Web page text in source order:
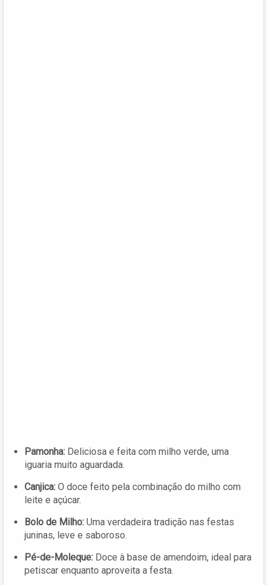
Pamonha: Deliciosa e feita com milho verde, uma
iguaria muito aguardada.
Canjica: O doce feito pela combinação do milho com
leite e açúcar.
Bolo de Milho: Uma verdadeira tradição nas festas
juninas, leve e saboroso.
Pé-de-Moleque: Doce à base de amendoim, ideal para
petiscar enquanto aproveita a festa.